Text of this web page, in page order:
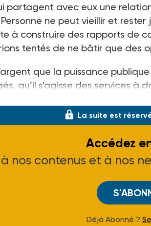
partagent avec eux une
ne peut vieillir et rester
à construire des rapports de
tentés de ne bâtir que des
que la puissance
qu’il s’agisse des services à
La suite est
Accédez
à nos contenus et à nos
Déjà Abonné ?